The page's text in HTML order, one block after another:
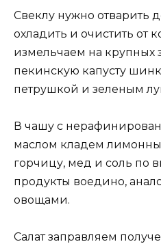
Свеклу нужно отварить
охладить и очистить от
измельчаем на крупных
пекинскую капусту
петрушкой и зеленым
В чашу с
маслом кладем
горчицу, мед и соль по
продукты воедино,
овощами.
Салат заправляем